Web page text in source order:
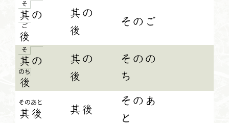
そ
其の
ご
後
其の
後
そのご
そ
其の
のち
後
其の
後
そのの
ち
その
其
あと
後 其後
そのあ
と